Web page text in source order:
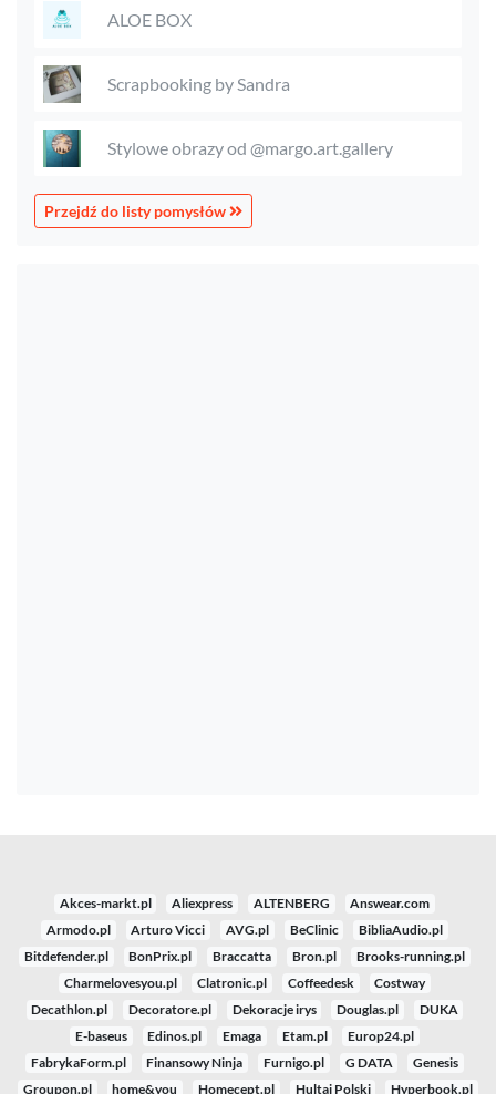
ALOE BOX
Scrapbooking by Sandra
Stylowe obrazy od @margo.art.gallery
Przejdź do listy pomysłów
Akces-markt.pl Aliexpress ALTENBERG
Answear.com
Armodo.pl
Arturo Vicci AVG.pl BeClinic
BibliaAudio.pl
Bitdefender.pl
BonPrix.pl Braccatta Bron.pl
Brooks-running.pl
Charmelovesyou.pl
Clatronic.pl Coffeedesk
Costway
Decathlon.pl
Decoratore.pl Dekoracje irys Douglas.pl
DUKA
E-baseus
Edinos.pl Emaga Etam.pl
Europ24.pl
FabrykaForm.pl
Finansowy Ninja Furnigo.pl G DATA
Genesis
Groupon.pl
home&you Homecept.pl Hultaj Polski
Hyperbook.pl